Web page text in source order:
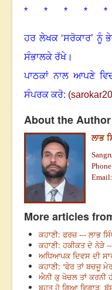
* * * * *
ਹਰ ਲੇਖਕ ‘ਸਰੋਕਾਰ’ ਨੂੰ
ਸੰਭਾਲਕੇ ਰੱਖੇ।
ਪਾਠਕਾਂ ਨਾਲ ਆਪਣੇ
ਸੰਪਰਕ ਕਰੋ: (
About the Author
ਲਾਭ
More articles
ਕਹਾਣੀ: ਫਰਜ਼ --- ਲਾਭ
ਕਹਾਣੀ: ਹਕੀਕਤ ਦੇ ਨੇੜੇ
ਅਧਿਆਪਕ ਦਿਵਸ ਦੀ
ਕਹਾਣੀ: “ਫੇਰ ਤਾਂ ਬਚਜੂ
ਐਨੀ ਕੁ ਖੇਚਲ ਤਾਂ ਕਰਨੀ
ਬਹੁਤ ਹੋ ਗਿਆ ਵਿਗਾੜ,